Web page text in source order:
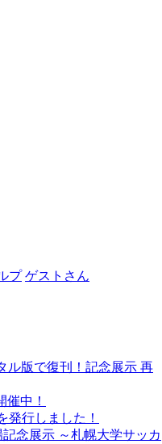
プ ゲストさん
ル版で復刊！記念展示 再
催中！
発行しました！
念展示 ～札幌大学サッカ